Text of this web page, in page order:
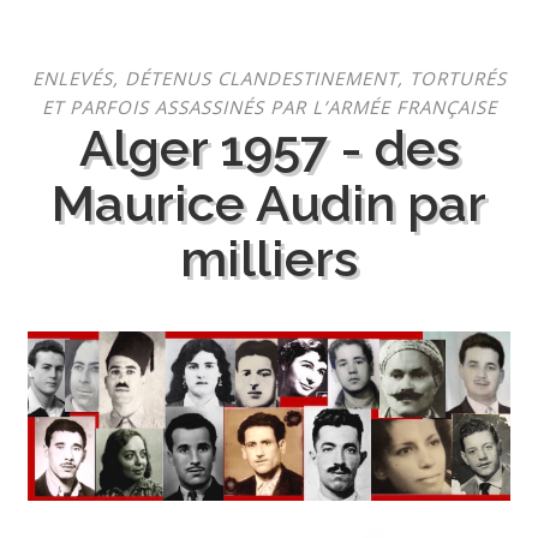
contenu
ENLEVÉS, DÉTENUS CLANDESTINEMENT, TORTURÉS
ET PARFOIS ASSASSINÉS PAR L’ARMÉE FRANÇAISE
Alger 1957 - des
Maurice Audin par
milliers